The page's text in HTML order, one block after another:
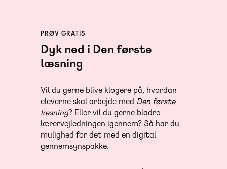
PRØV GRATIS
Dyk ned i Den første
læsning
Vil du gerne blive klogere på, hvordan
eleverne skal arbejde med Den første
læsning? Eller vil du gerne bladre
lærervejledningen igennem? Så har du
mulighed for det med en digital
gennemsynspakke.